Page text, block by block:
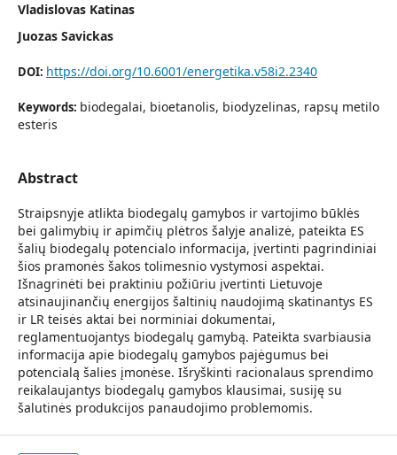
Vladislovas Katinas
Juozas Savickas
DOI: https://doi.org/10.6001/energetika.v58i2.2340
Keywords: biodegalai, bioetanolis, biodyzelinas, rapsų metilo
esteris
Abstract
Straipsnyje atlikta biodegalų gamybos ir vartojimo būklės
bei galimybių ir apimčių plėtros šalyje analizė, pateikta ES
šalių biodegalų potencialo informacija, įvertinti pagrindiniai
šios pramonės šakos tolimesnio vystymosi aspektai.
Išnagrinėti bei praktiniu požiūriu įvertinti Lietuvoje
atsinaujinančių energijos šaltinių naudojimą skatinantys ES
ir LR teisės aktai bei norminiai dokumentai,
reglamentuojantys biodegalų gamybą. Pateikta svarbiausia
informacija apie biodegalų gamybos pajėgumus bei
potencialą šalies įmonėse. Išryškinti racionalaus sprendimo
reikalaujantys biodegalų gamybos klausimai, susiję su
šalutinės produkcijos panaudojimo problemomis.